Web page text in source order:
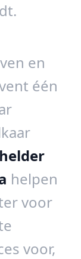
en
één
helpen
voor
voor,